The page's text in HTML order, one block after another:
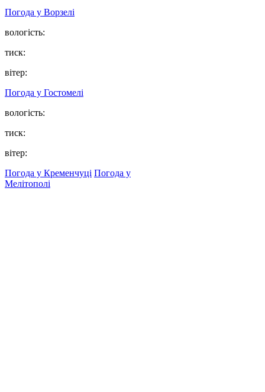
Погода у Ворзелі
вологість:
тиск:
вітер:
Погода у Гостомелі
вологість:
тиск:
вітер:
Погода у Кременчуці Погода у
Мелітополі